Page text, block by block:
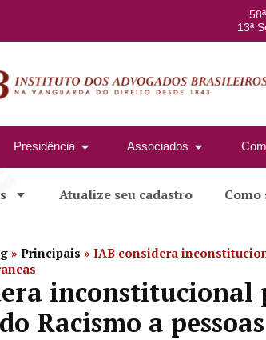
13ª
Presidência Associados
Atualize seu cadastro Como
» Principais » IAB considera
inconstitucional
Racismo a